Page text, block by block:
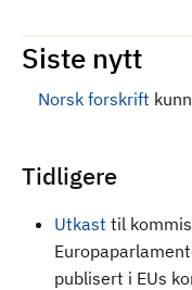
Siste nytt
Norsk forskrift
Tidligere
Utkast til
publisert i EUs